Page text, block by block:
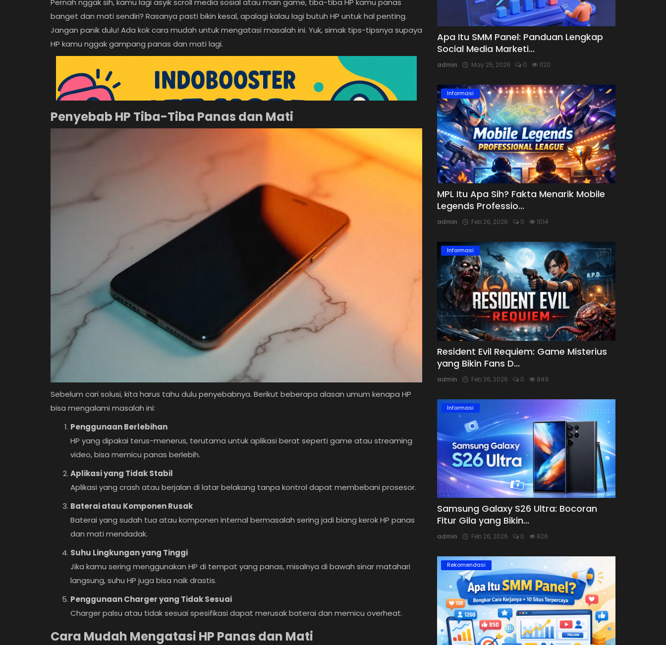
Pernah nggak sih, kamu lagi asyik scroll media sosial atau main game, tiba-tiba HP kamu panas
banget dan mati sendiri? Rasanya pasti bikin kesal, apalagi kalau lagi butuh HP untuk hal penting.
Jangan panik dulu! Ada kok cara mudah untuk mengatasi masalah ini. Yuk, simak tips-tipsnya supaya
HP kamu nggak gampang panas dan mati lagi.
Penyebab HP Tiba-Tiba Panas dan Mati
Sebelum cari solusi, kita harus tahu dulu penyebabnya. Berikut beberapa alasan umum kenapa HP
bisa mengalami masalah ini:
Penggunaan Berlebihan
HP yang dipakai terus-menerus, terutama untuk aplikasi berat seperti game atau streaming
video, bisa memicu panas berlebih.
Aplikasi yang Tidak Stabil
Aplikasi yang crash atau berjalan di latar belakang tanpa kontrol dapat membebani prosesor.
Baterai atau Komponen Rusak
Baterai yang sudah tua atau komponen internal bermasalah sering jadi biang kerok HP panas
dan mati mendadak.
Suhu Lingkungan yang Tinggi
Jika kamu sering menggunakan HP di tempat yang panas, misalnya di bawah sinar matahari
langsung, suhu HP juga bisa naik drastis.
Penggunaan Charger yang Tidak Sesuai
Charger palsu atau tidak sesuai spesifikasi dapat merusak baterai dan memicu overheat.
Cara Mudah Mengatasi HP Panas dan Mati
Apa Itu SMM Panel: Panduan Lengkap
Social Media Marketi...
admin May 25, 2026 0 1120
Informasi
MPL Itu Apa Sih? Fakta Menarik Mobile
Legends Professio...
admin Feb 26, 2026 0 1014
Informasi
Resident Evil Requiem: Game Misterius
yang Bikin Fans D...
admin Feb 26, 2026 0 849
Informasi
Samsung Galaxy S26 Ultra: Bocoran
Fitur Gila yang Bikin...
admin Feb 26, 2026 0 826
Rekomendasi